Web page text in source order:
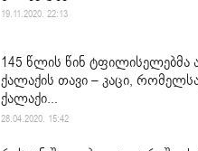
19.11.2020. 22:13
145 წლის წინ ტფილისელებმა
ქალაქის თავი – კაცი,
ქალაქი...
28.04.2020. 15:42